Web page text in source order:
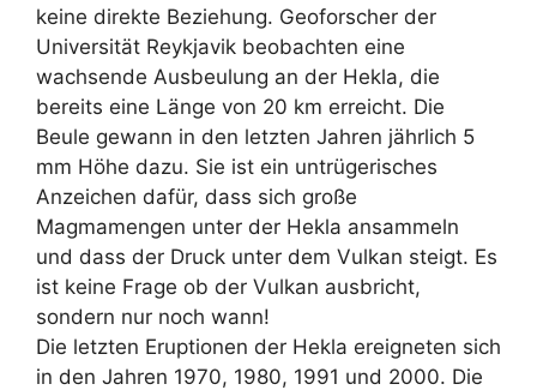
keine direkte Beziehung. Geoforscher der
Universität Reykjavik beobachten eine
wachsende Ausbeulung an der Hekla, die
bereits eine Länge von 20 km erreicht. Die
Beule gewann in den letzten Jahren jährlich 5
mm Höhe dazu. Sie ist ein untrügerisches
Anzeichen dafür, dass sich große
Magmamengen unter der Hekla ansammeln
und dass der Druck unter dem Vulkan steigt. Es
ist keine Frage ob der Vulkan ausbricht,
sondern nur noch wann!
Die letzten Eruptionen der Hekla ereigneten sich
in den Jahren 1970, 1980, 1991 und 2000. Die